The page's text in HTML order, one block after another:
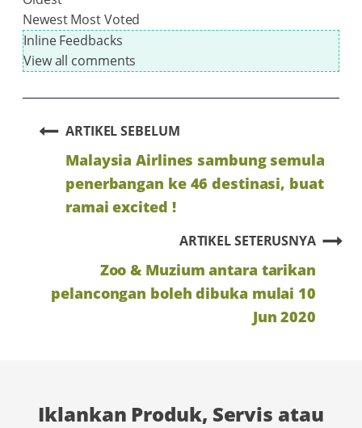
Iklankan Produk, Servis atau
Newest Most Voted
Inline Feedbacks
View all comments
ARTIKEL SEBELUM
Malaysia Airlines sambung semula
penerbangan ke 46 destinasi, buat
ramai excited !
ARTIKEL SETERUSNYA
Zoo & Muzium antara tarikan
pelancongan boleh dibuka mulai 10
Jun 2020